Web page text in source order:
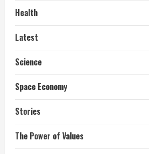
Health
Latest
Science
Space Economy
Stories
The Power of Values